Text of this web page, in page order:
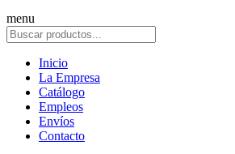
menu
Inicio
La Empresa
Catálogo
Empleos
Envíos
Contacto